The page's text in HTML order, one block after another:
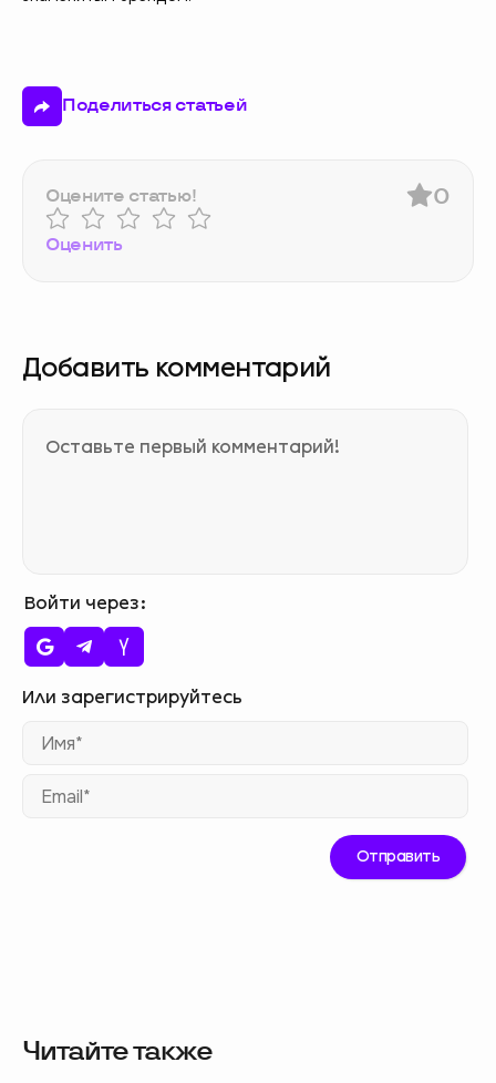
Поделиться статьей
Оцените статью!
Оценить
0
Добавить комментарий
Войти через
Читайте также